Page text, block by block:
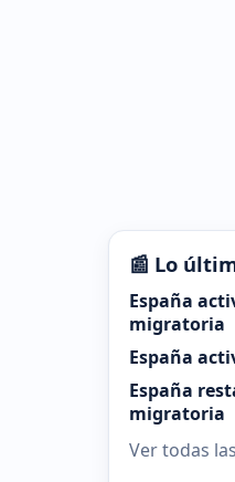
📰 Lo
España
migratoria
España
España
migratoria
Ver todas